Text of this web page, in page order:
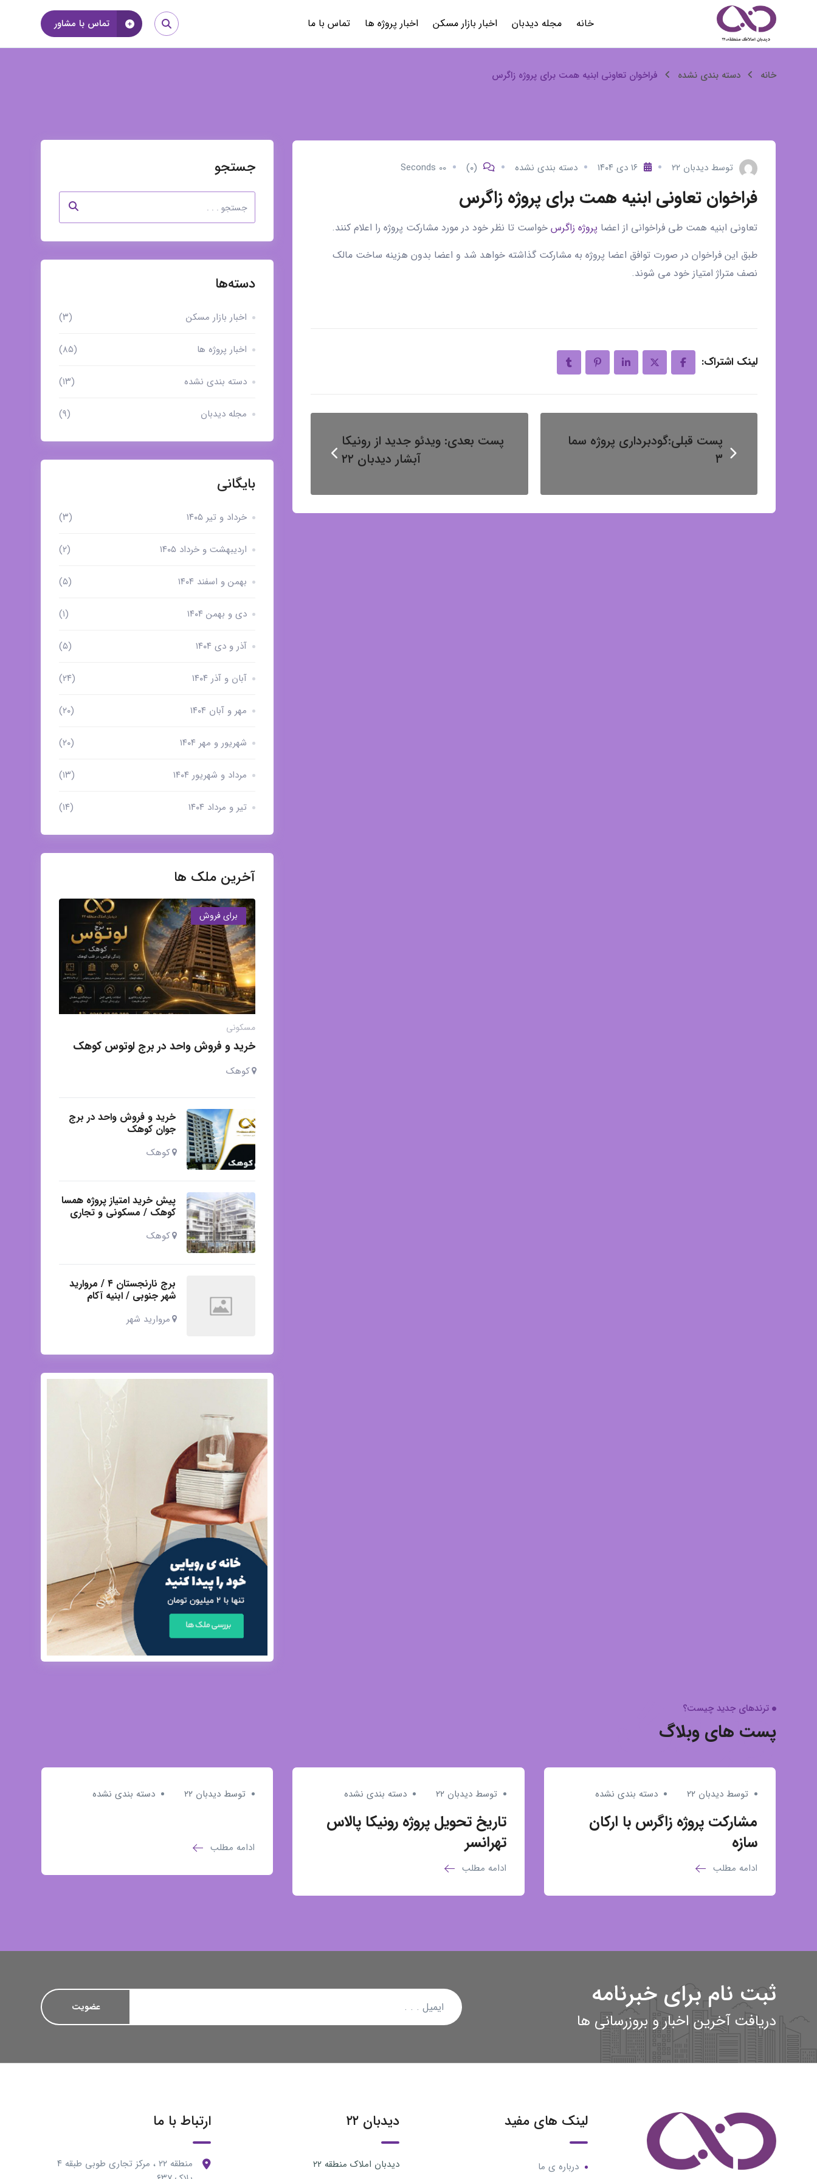
محتوا
خانه مجله دیدبان اخبار بازار مسکن اخبار پروژه ها تماس با ما تماس با مشاور
فراخوان
ابنیه
همت
برای
پروژه
زاگرس
خانه دسته بندی نشده فراخوان تعاونی ابنیه همت برای پروژه زاگرس
توسط دیدبان ۲۲ ۱۶ دی ۱۴۰۴ دسته بندی نشده (۰) 00 Seconds
فراخوان تعاونی ابنیه همت برای پروژه زاگرس
تعاونی ابنیه همت طی فراخوانی از اعضا پروژه زاگرس خواست تا نظر خود در مورد مشارکت پروژه را اعلام کنند.
طبق این فراخوان در صورت توافق اعضا پروژه به مشارکت گذاشته خواهد شد و اعضا بدون هزینه ساخت مالک
نصف متراژ امتیاز خود می شوند.
لینک اشتراک:
پست قبلی:گودبرداری پروژه سما
۳
پست بعدی:ویدئو جدید از رونیکا
آبشار دیدبان ۲۲
جستجو
دسته‌ها
اخبار بازار مسکن (۳)
اخبار پروژه ها (۸۵)
دسته بندی نشده (۱۳)
مجله دیدبان (۹)
بایگانی
خرداد و تیر ۱۴۰۵ (۳)
اردیبهشت و خرداد ۱۴۰۵ (۲)
بهمن و اسفند ۱۴۰۴ (۵)
دی و بهمن ۱۴۰۴ (۱)
آذر و دی ۱۴۰۴ (۵)
آبان و آذر ۱۴۰۴ (۲۴)
مهر و آبان ۱۴۰۴ (۲۰)
شهریور و مهر ۱۴۰۴ (۲۰)
مرداد و شهریور ۱۴۰۴ (۱۳)
تیر و مرداد ۱۴۰۴ (۱۴)
آخرین ملک ها
برای فروش
مسکونی
خرید و فروش واحد در برج لوتوس کوهک
کوهک
خرید و فروش واحد در برج
جوان کوهک
کوهک
پیش خرید امتیاز پروژه همسا
کوهک / مسکونی و تجاری
کوهک
برج نارنجستان ۴ / مروارید
شهر جنوبی / ابنیه آکام
مروارید شهر
وبلاگ
ترندهای جدید چیست؟
پست های وبلاگ
توسط دیدبان ۲۲ دسته بندی نشده
مشارکت پروژه زاگرس با ارکان
سازه
ادامه مطلب
توسط دیدبان ۲۲ دسته بندی نشده
تاریخ تحویل پروژه رونیکا پالاس
تهرانسر
ادامه مطلب
توسط دیدبان ۲۲ دسته بندی نشده
ادامه مطلب
ثبت نام برای خبرنامه
دریافت آخرین اخبار و بروزرسانی ها
لینک های مفید
درباره ی ما
دیدبان ۲۲
دیدبان املاک منطقه ۲۲
ارتباط با ما
منطقه ۲۲ ، مرکز تجاری طوبی طبقه ۴